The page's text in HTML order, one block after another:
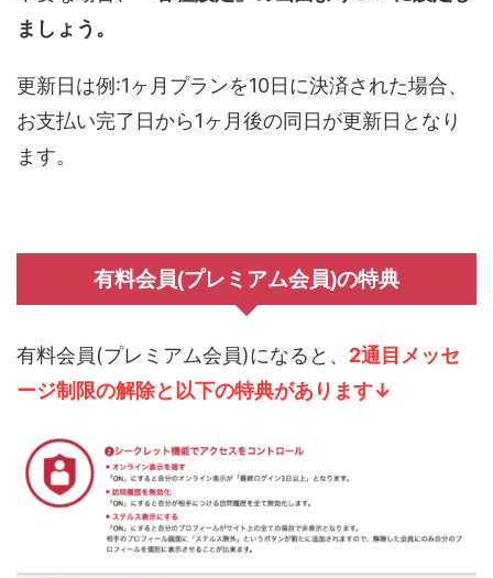
ましょう。
更新日は例:1ヶ月プランを10日に決済された場合、
お支払い完了日から1ヶ月後の同日が更新日となり
ます。
有料会員(プレミアム会員)の特典
有料会員(プレミアム会員)になると、 2通目 メッセ
ージ制限の解除と以下の特典があります↓